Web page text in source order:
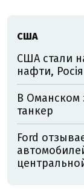
США
США стали
нафти,
В Оманском
танкер
Ford